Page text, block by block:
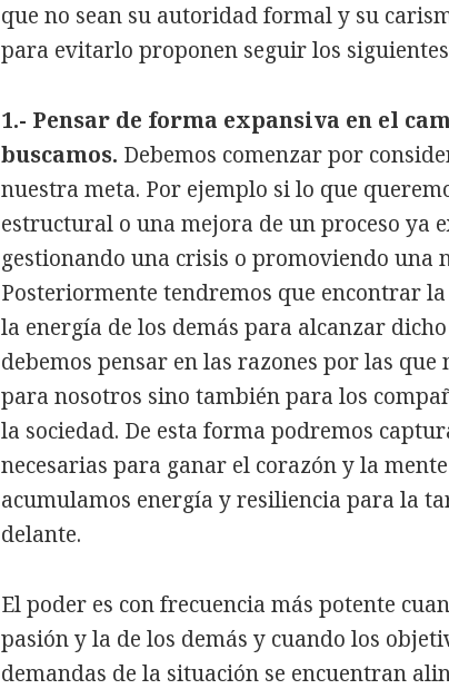
que no sean su autoridad formal y su
para evitarlo proponen seguir los
1.- Pensar de forma expansiva en el
buscamos. Debemos comenzar por
nuestra meta. Por ejemplo si lo que
estructural o una mejora de un proceso ya
gestionando una crisis o promoviendo una
Posteriormente tendremos que encontrar
la energía de los demás para alcanzar
debemos pensar en las razones por las
para nosotros sino también para los
la sociedad. De esta forma podremos
necesarias para ganar el corazón y la
acumulamos energía y resiliencia para la
delante.
El poder es con frecuencia más potente
pasión y la de los demás y cuando los
demandas de la situación se encuentran